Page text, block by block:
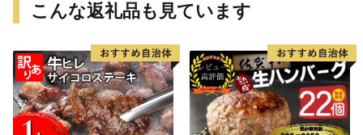
こんな返礼品も見ています